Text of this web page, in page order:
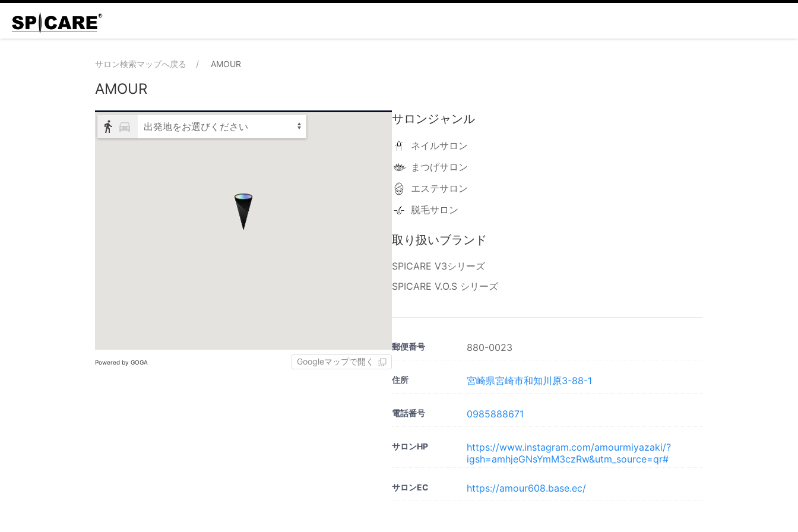
サロン検索マップへ戻る AMOUR
AMOUR
出発地をお選びください
Powered by GOGA Googleマップで開く
サロンジャンル
ネイルサロン
まつげサロン
エステサロン
脱毛サロン
取り扱いブランド
SPICARE V3シリーズ
SPICARE V.O.S シリーズ
郵便番号 880-0023
住所 宮崎県宮崎市和知川原3-88-1
電話番号 0985888671
サロンHP
https://www.instagram.com/amourmiyazaki/?
igsh=amhjeGNsYmM3czRw&utm_source=qr#
サロンEC https://amour608.base.ec/